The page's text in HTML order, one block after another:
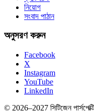
নিয়োগ
সংবাদ পাঠান
অনুসরণ করুন
Facebook
X
Instagram
YouTube
LinkedIn
© 2026–2027 সিটিজেন